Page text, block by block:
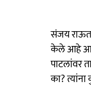
संजय राऊत
केले आहे
पाटलांवर
का?